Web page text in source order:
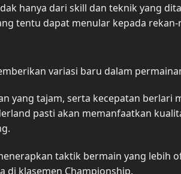
hanya dari skill dan teknik yang
tentu dapat menular kepada rekan-
variasi baru dalam
yang tajam, serta kecepatan berlari
pasti akan memanfaatkan
taktik bermain yang lebih
di klasemen Championship.